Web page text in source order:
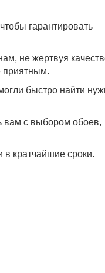
гарантировать
не жертвуя
приятным.
быстро найти
вам с выбором обоев,
кратчайшие сроки.